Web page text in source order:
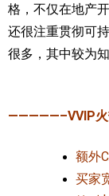
格，不仅在地产
还很注重贯彻可
很多，其中较为
—————–VVIP
额外
买家